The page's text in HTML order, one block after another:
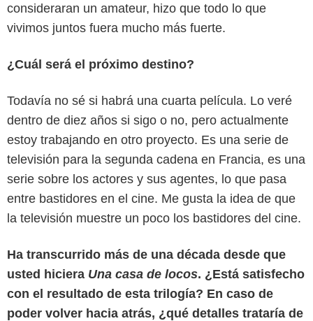
consideraran un amateur, hizo que todo lo que
vivimos juntos fuera mucho más fuerte.
¿Cuál será el próximo destino?
Todavía no sé si habrá una cuarta película. Lo veré
dentro de diez años si sigo o no, pero actualmente
estoy trabajando en otro proyecto. Es una serie de
televisión para la segunda cadena en Francia, es una
serie sobre los actores y sus agentes, lo que pasa
entre bastidores en el cine. Me gusta la idea de que
la televisión muestre un poco los bastidores del cine.
Ha transcurrido más de una década desde que
usted hiciera Una casa de locos. ¿Está satisfecho
con el resultado de esta trilogía? En caso de
poder volver hacia atrás, ¿qué detalles trataría de